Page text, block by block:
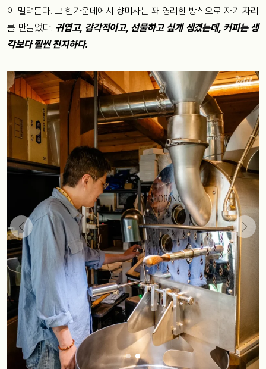
이 밀려든다. 그 한가운데에서 향미사는 꽤 영리한 방식으로 자기 자리
를 만들었다. 귀엽고, 감각적이고, 선물하고 싶게 생겼는데, 커피는 생
각보다 훨씬 진지하다.